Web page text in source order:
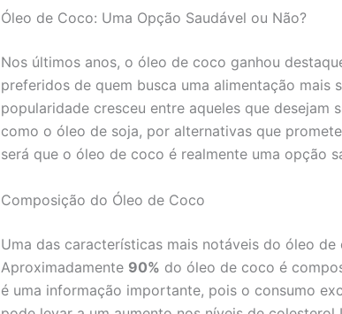
Óleo de Coco: Uma Opção Saudável ou Não?
Nos últimos anos, o óleo de coco ganhou
preferidos de quem busca uma alimentação mais
popularidade cresceu entre aqueles que desejam
como o óleo de soja, por alternativas que
será que o óleo de coco é realmente uma opção
Composição do Óleo de Coco
Uma das características mais notáveis do óleo
Aproximadamente 90% do óleo de coco é
é uma informação importante, pois o consumo